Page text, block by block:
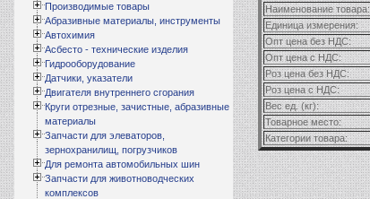
Производимые товары
Абразивные материалы, инструменты
Автохимия
Асбесто - технические изделия
Гидрооборудование
Датчики, указатели
Двигателя внутреннего сгорания
Круги отрезные, зачистные, абразивные
материалы
Запчасти для элеваторов,
зернохранилищ, погрузчиков
Для ремонта автомобильных шин
Запчасти для животноводческих
комплексов
Наименование товара:
Единица измерения:
Опт цена без НДС:
Опт цена с НДС:
Роз цена без НДС:
Роз цена с НДС:
Вес ед. (кг):
Товарное место:
Категории товара: